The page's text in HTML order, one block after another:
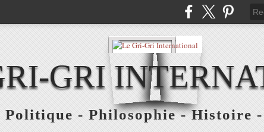
GRI
- Philosophie - Histoire -